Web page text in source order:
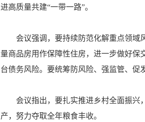
进高质量共建“一带一路”。
会议强调，要持续防范化解重点领域风
量商品房用作保障性住房，进一步做好
台债务风险。要统筹防风险、强监管、
会议指出，要扎实推进乡村全面振兴，
产，努力夺取全年粮食丰收。